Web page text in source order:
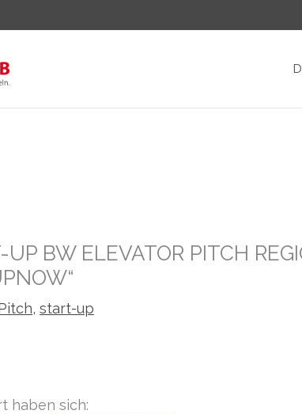
UP BW ELEVATOR PITCH
,start-up
haben sich: